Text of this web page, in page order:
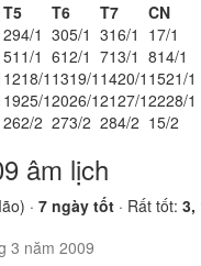
T5 T6 T7
CN
294/1 305/1 316/1 17/1
511/1 612/1 713/1 814/1
1218/1 1319/1 1420/1 1521/1
1925/12026/12127/12228/1
262/2 273/2 284/2 15/2
âm lịch
· 7 ngày tốt · Rất tốt: 3,
3 năm 2009